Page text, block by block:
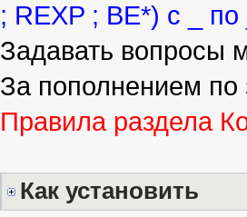
; REXP ; BE*) с _ по
Задавать вопросы
За пополнением
Правила раздела
Как установить